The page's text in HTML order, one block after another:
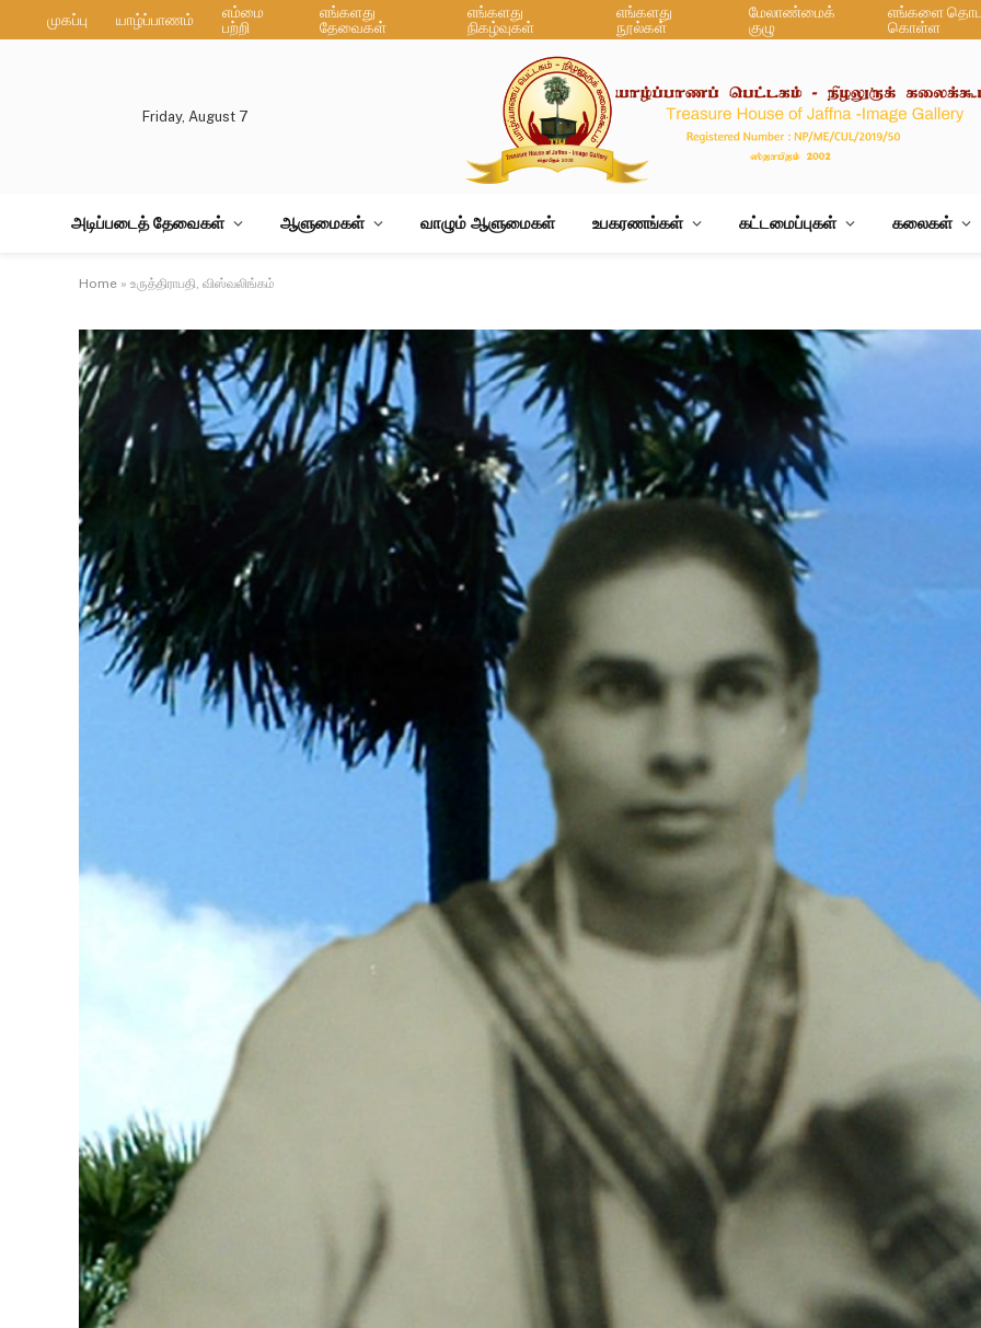
முகப்பு யாழ்ப்பாணம்
எம்மை
பற்றி
எங்களது
தேவைகள்
எங்களது
நிகழ்வுகள்
எங்களது
நூல்கள்
மேலாண்மைக்
குழு
எங்களை
கொள்ள
Friday, August 7
அடிப்படைத் தேவைகள் ஆளுமைகள் வாழும் ஆளுமைகள் உபகரணங்கள் கட்டமைப்புகள் கலைகள்
Home » உருத்திராபதி, விஸ்வலிங்கம்